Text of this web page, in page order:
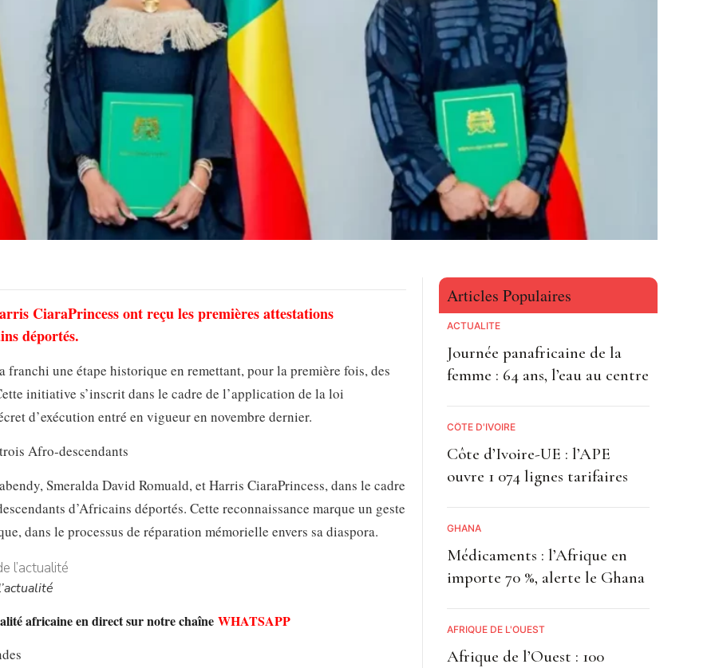
CiaraPrincess ont reçu les premières attestations
déportés.
une étape historique en remettant, pour la première fois, des
initiative s’inscrit dans le cadre de l’application de la loi
d’exécution entré en vigueur en novembre dernier.
Smeralda David Romuald, et Harris CiaraPrincess, dans le cadre
d’Africains déportés. Cette reconnaissance marque un geste
dans le processus de réparation mémorielle envers sa diaspora.
africaine en direct sur notre chaîneWHATSAPP
Articles Populaires
ACTUALITE
Journée panafricaine de la
femme : 64 ans, l’eau au centre
CÔTE D'IVOIRE
Côte d’Ivoire-UE : l’APE
ouvre 1 074 lignes tarifaires
GHANA
Médicaments : l’Afrique en
importe 70 %, alerte le Ghana
AFRIQUE DE L'OUEST
Afrique de l’Ouest : 100